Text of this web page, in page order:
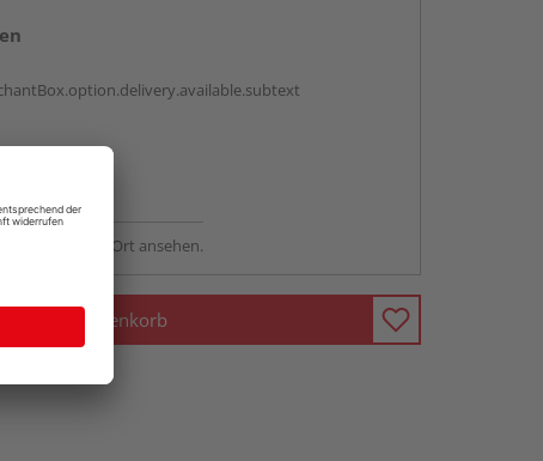
- vor Ort ansehen.
In den Warenkorb